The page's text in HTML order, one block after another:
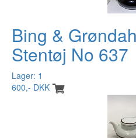
Bing &
Stentøj No 637
Lager: 1
600,- DKK